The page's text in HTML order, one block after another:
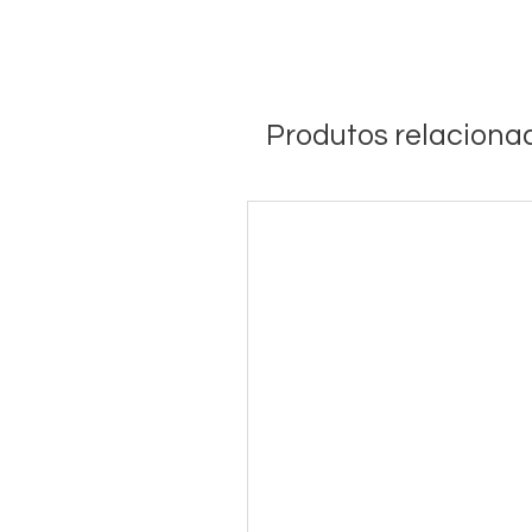
Produtos